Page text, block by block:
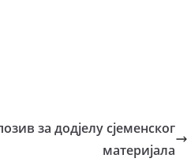
за додјелу сјеменског
материјала